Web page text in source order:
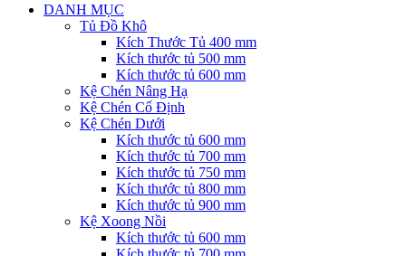
DANH MỤC
Tủ Đồ Khô
Kích Thước Tủ 400 mm
Kích thước tủ 500 mm
Kích thước tủ 600 mm
Kệ Chén Nâng Hạ
Kệ Chén Cố Định
Kệ Chén Dưới
Kích thước tủ 600 mm
Kích thước tủ 700 mm
Kích thước tủ 750 mm
Kích thước tủ 800 mm
Kích thước tủ 900 mm
Kệ Xoong Nồi
Kích thước tủ 600 mm